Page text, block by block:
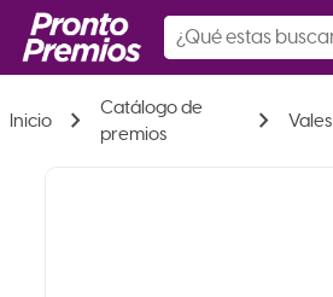
Inicio chevron_right
Catálogo de
premios
chevron_right Vales